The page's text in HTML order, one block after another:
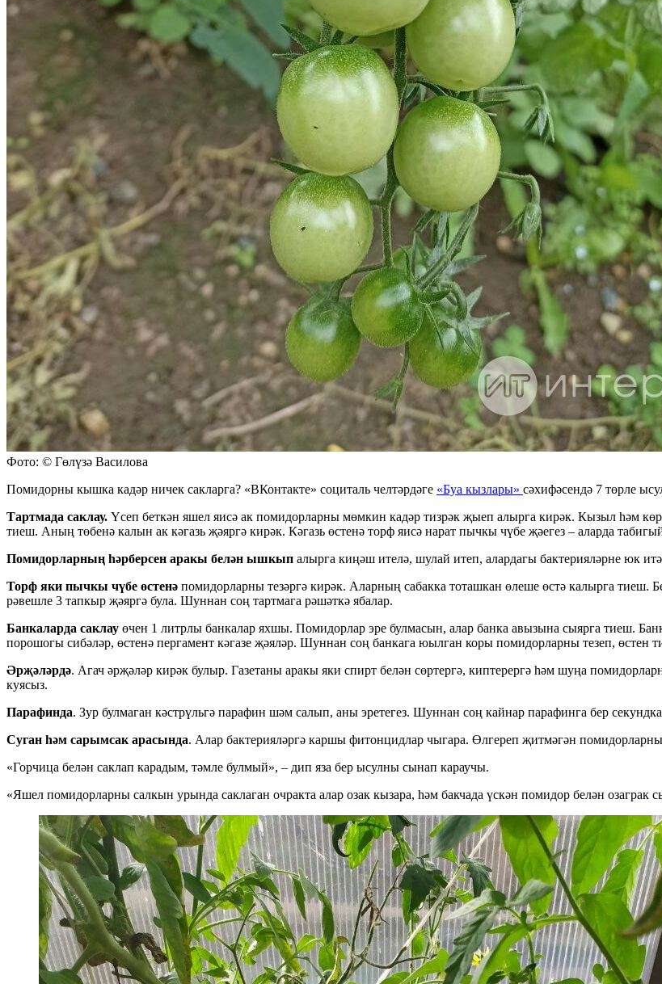
Фото: © Гөлүзә Василова
Помидорны кышка кадәр ничек сакларга? «ВКонтакте» социталь челтәрдәге «Буа кызлары» сәхифәсендә 7 төрле
Тартмада саклау. Үсеп беткән яшел яисә ак помидорларны мөмкин кадәр тизрәк җыеп алырга кирәк. Кызыл һәм
тиеш. Аның төбенә калын ак кәгазь җәяргә кирәк. Кәгазь өстенә торф яисә нарат пычкы чүбе җәегез – аларда
Помидорларның һәрберсен аракы белән ышкып алырга киңәш ителә, шулай итеп, алардагы бактерияләрне юк
Торф яки пычкы чүбе өстенә помидорларны тезәргә кирәк. Аларның сабакка тоташкан өлеше өстә калырга
рәвешле 3 тапкыр җәяргә була. Шуннан соң тартмага рәшәткә ябалар.
Банкаларда саклау өчен 1 литрлы банкалар яхшы. Помидорлар эре булмасын, алар банка авызына сыярга тиеш.
порошогы сибәләр, өстенә пергамент кәгазе җәяләр. Шуннан соң банкага юылган коры помидорларны тезеп, өстен
Әрҗәләрдә. Агач әрҗәләр кирәк булыр. Газетаны аракы яки спирт белән сөртергә, киптерергә һәм шуңа
куясыз.
Парафинда. Зур булмаган кәстрүльгә парафин шәм салып, аны эретегез. Шуннан соң кайнар парафинга бер
Суган һәм сарымсак арасында. Алар бактерияләргә каршы фитонцидлар чыгара. Өлгереп җитмәгән
«Горчица белән саклап карадым, тәмле булмый», – дип яза бер ысулны сынап караучы.
«Яшел помидорларны салкын урында саклаган очракта алар озак кызара, һәм бакчада үскән помидор белән